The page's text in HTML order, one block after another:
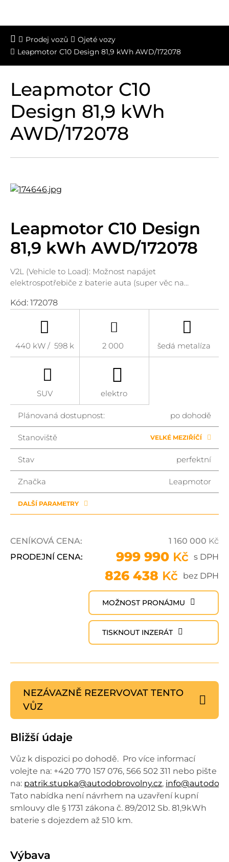
Prodej vozů
Ojeté vozy
Leapmotor C10 Design 81,9 kWh AWD/172078
Leapmotor C10
Design 81,9 kWh
AWD/172078
Leapmotor C10 Design
81,9 kWh AWD/172078
V2L (Vehicle to Load): Možnost napájet
elektrospotřebiče z baterie auta (super věc na…
Kód: 172078
440 kW / 598 k 2 000 šedá metalíza
SUV elektro
Plánovaná dostupnost: po dohodě
Stanoviště VELKÉ MEZIŘÍČÍ
Stav perfektní
Značka Leapmotor
DALŠÍ PARAMETRY
CENÍKOVÁ CENA: 1 160 000 Kč
PRODEJNÍ CENA:
999 990 Kč s DPH
826 438 Kč bez DPH
MOŽNOST PRONÁJMU
TISKNOUT INZERÁT
NEZÁVAZNĚ REZERVOVAT TENTO
VŮZ
Bližší údaje
Vůz k dispozici po dohodě. Pro více informací
volejte na: +420 770 157 076, 566 502 311 nebo pište
na: patrik.stupka@autodobrovolny.cz,
Tato nabídka není návrhem na uzavření kupní
smlouvy dle § 1731 zákona č. 89/2012 Sb. 81,9kWh
baterie s dojezdem až 510 km.
Výbava